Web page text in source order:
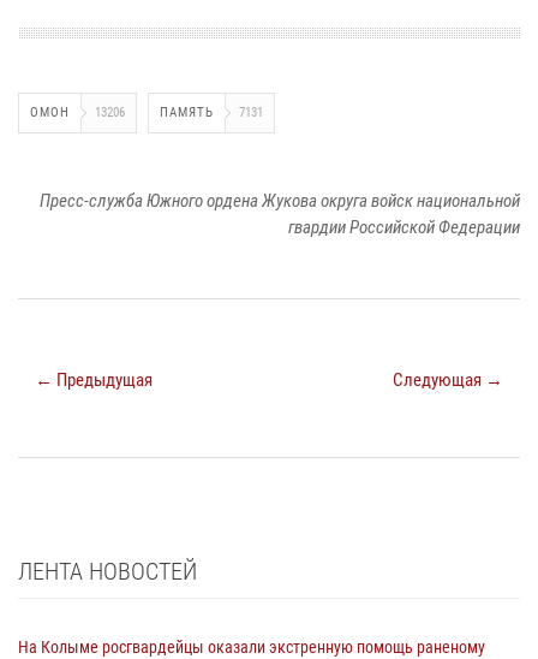
ОМОН 13206 ПАМЯТЬ 7131
Пресс-служба Южного ордена Жукова округа войск национальной
гвардии Российской Федерации
← Предыдущая Следующая →
ЛЕНТА НОВОСТЕЙ
На Колыме росгвардейцы оказали экстренную помощь раненому